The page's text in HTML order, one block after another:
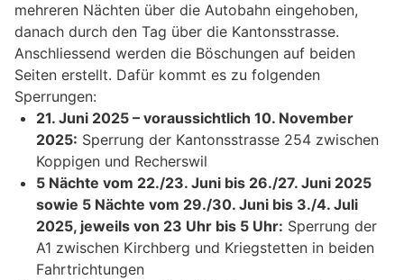
mehreren Nächten über die Autobahn eingehoben,
danach durch den Tag über die Kantonsstrasse.
Anschliessend werden die Böschungen auf beiden
Seiten erstellt. Dafür kommt es zu folgenden
Sperrungen:
21. Juni 2025 – voraussichtlich 10. November
2025: Sperrung der Kantonsstrasse 254 zwischen
Koppigen und Recherswil
5 Nächte vom 22./23. Juni bis 26./27. Juni 2025
sowie 5 Nächte vom 29./30. Juni bis 3./4. Juli
2025, jeweils von 23 Uhr bis 5 Uhr: Sperrung der
A1 zwischen Kirchberg und Kriegstetten in beiden
Fahrtrichtungen